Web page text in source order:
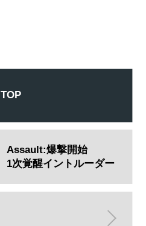
Assault:爆撃開始
1次覚醒イントルーダー
TOP